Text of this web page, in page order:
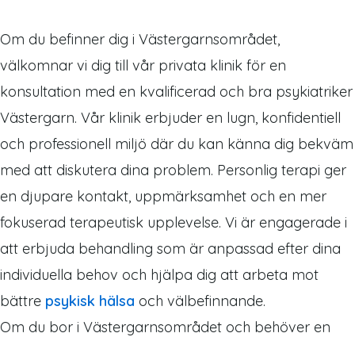
Om du befinner dig i Västergarnsområdet,
välkomnar vi dig till vår privata klinik för en
konsultation med en kvalificerad och bra psykiatriker
Västergarn. Vår klinik erbjuder en lugn, konfidentiell
och professionell miljö där du kan känna dig bekväm
med att diskutera dina problem. Personlig terapi ger
en djupare kontakt, uppmärksamhet och en mer
fokuserad terapeutisk upplevelse. Vi är engagerade i
att erbjuda behandling som är anpassad efter dina
individuella behov och hjälpa dig att arbeta mot
bättre psykisk hälsa och välbefinnande.
Om du bor i Västergarnsområdet och behöver en